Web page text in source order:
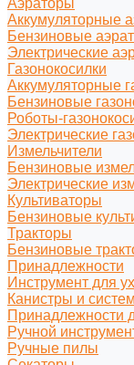
Аэраторы
Аккумуляторные
Бензиновые
Электрические
Газонокосилки
Аккумуляторные
Бензиновые
Роботы-
Электрические
Измельчители
Бензиновые
Электрические
Культиваторы
Бензиновые
Тракторы
Бензиновые
Принадлежности
Инструмент для
Канистры и
Принадлежности
Ручной
Ручные пилы